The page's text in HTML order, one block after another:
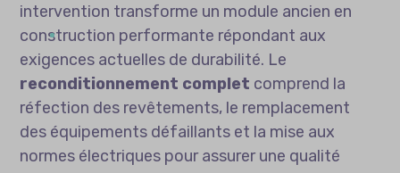
intervention transforme un module ancien en
construction performante répondant aux
exigences actuelles de durabilité. Le
reconditionnement complet comprend la
réfection des revêtements, le remplacement
des équipements défaillants et la mise aux
normes électriques pour assurer une qualité